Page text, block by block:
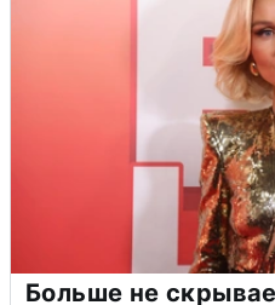
Больше не